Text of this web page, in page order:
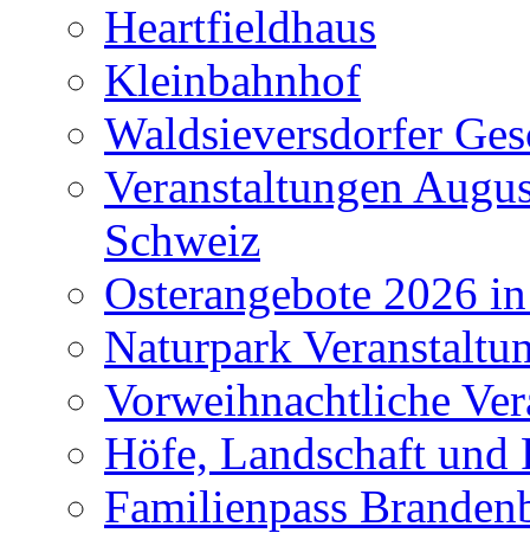
Heartfieldhaus
Kleinbahnhof
Waldsieversdorfer
Veranstaltungen
Schweiz
Osterangebote 2026
Naturpark
Vorweihnachtliche
Höfe, Landschaft und
Familienpass